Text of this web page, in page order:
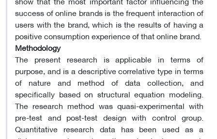
success of online brands is the frequent interaction of
users with the brand, which is the results of having a
positive consumption experience of that online brand.
Methodology
The present research is applicable in terms of
purpose, and is a descriptive correlative type in terms
of nature and method of data collection, and
specifically based on structural equation modeling.
The research method was quasi-experimental with
pre-test and post-test design with control group.
Quantitative research data has been used as a